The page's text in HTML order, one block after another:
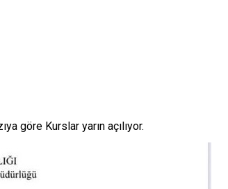
göre Kurslar yarın açılıyor.